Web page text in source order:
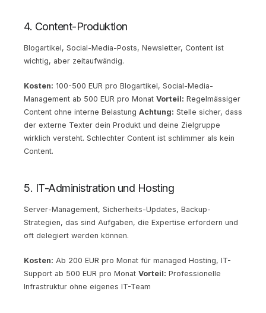
4. Content-Produktion
Blogartikel, Social-Media-Posts, Newsletter, Content ist
wichtig, aber zeitaufwändig.
Kosten: 100-500 EUR pro Blogartikel, Social-Media-
Management ab 500 EUR pro Monat Vorteil: Regelmässiger
Content ohne interne Belastung Achtung: Stelle sicher, dass
der externe Texter dein Produkt und deine Zielgruppe
wirklich versteht. Schlechter Content ist schlimmer als kein
Content.
5. IT-Administration und Hosting
Server-Management, Sicherheits-Updates, Backup-
Strategien, das sind Aufgaben, die Expertise erfordern und
oft delegiert werden können.
Kosten: Ab 200 EUR pro Monat für managed Hosting, IT-
Support ab 500 EUR pro Monat Vorteil: Professionelle
Infrastruktur ohne eigenes IT-Team